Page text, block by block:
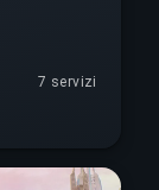
7 servizi